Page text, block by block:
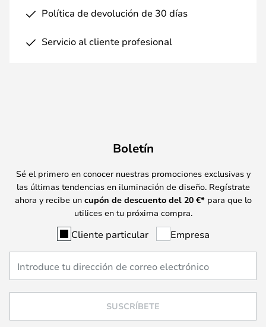
Política de devolución de 30 días
Servicio al cliente profesional
Boletín
Sé el primero en conocer nuestras promociones exclusivas y
las últimas tendencias en iluminación de diseño. Regístrate
ahora y recibe un cupón de descuento del 20 €* para que lo
utilices en tu próxima compra.
Cliente particular Empresa
SUSCRÍBETE